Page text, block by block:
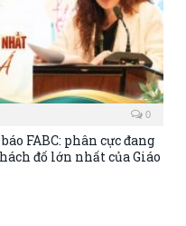
0
FABC: phân cực đang
đố lớn nhất của Giáo